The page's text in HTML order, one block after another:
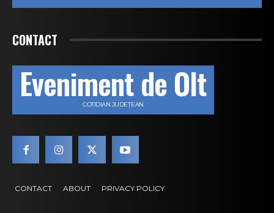
CONTACT
Eveniment de Olt
COTIDIAN JUDEȚEAN
CONTACT ABOUT PRIVACY POLICY